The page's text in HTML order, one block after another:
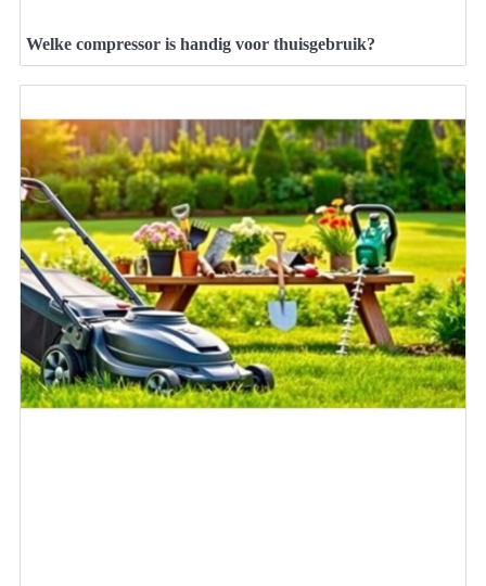
Welke compressor is handig voor thuisgebruik?